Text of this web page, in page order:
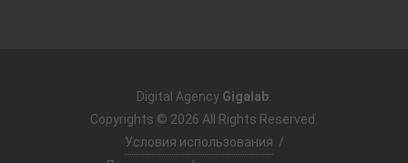
Digital Agency Gigalab
Copyrights © 2026 All Rights Reserved.
Условия использования /